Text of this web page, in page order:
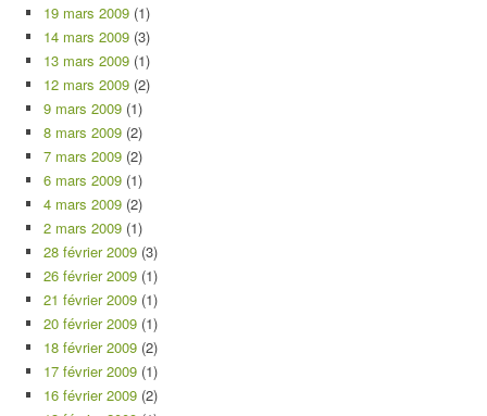
19 mars 2009 (1)
14 mars 2009 (3)
13 mars 2009 (1)
12 mars 2009 (2)
9 mars 2009 (1)
8 mars 2009 (2)
7 mars 2009 (2)
6 mars 2009 (1)
4 mars 2009 (2)
2 mars 2009 (1)
28 février 2009 (3)
26 février 2009 (1)
21 février 2009 (1)
20 février 2009 (1)
18 février 2009 (2)
17 février 2009 (1)
16 février 2009 (2)